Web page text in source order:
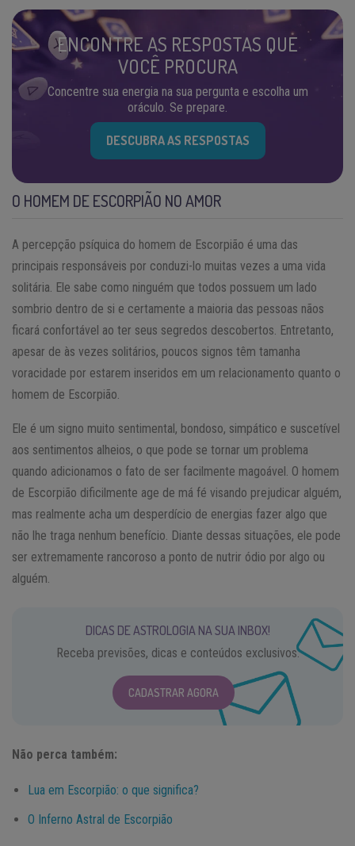
ENCONTRE AS RESPOSTAS QUE
VOCÊ PROCURA
Concentre sua energia na sua pergunta e escolha um
oráculo. Se prepare.
DESCUBRA AS RESPOSTAS
O HOMEM DE ESCORPIÃO NO AMOR
A percepção psíquica do homem de Escorpião é uma das
principais responsáveis por conduzi-lo muitas vezes a uma vida
solitária. Ele sabe como ninguém que todos possuem um lado
sombrio dentro de si e certamente a maioria das pessoas nãos
ficará confortável ao ter seus segredos descobertos. Entretanto,
apesar de às vezes solitários, poucos signos têm tamanha
voracidade por estarem inseridos em um relacionamento quanto o
homem de Escorpião.
Ele é um signo muito sentimental, bondoso, simpático e suscetível
aos sentimentos alheios, o que pode se tornar um problema
quando adicionamos o fato de ser facilmente magoável. O homem
de Escorpião dificilmente age de má fé visando prejudicar alguém,
mas realmente acha um desperdício de energias fazer algo que
não lhe traga nenhum benefício. Diante dessas situações, ele pode
ser extremamente rancoroso a ponto de nutrir ódio por algo ou
alguém.
DICAS DE ASTROLOGIA NA SUA INBOX!
Receba previsões, dicas e conteúdos exclusivos.
CADASTRAR AGORA
Não perca também:
Lua em Escorpião: o que significa?
O Inferno Astral de Escorpião